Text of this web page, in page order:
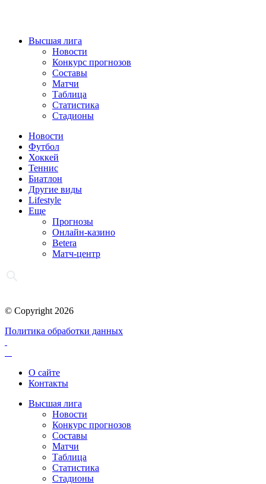
Высшая лига
Новости
Конкурс прогнозов
Составы
Матчи
Таблица
Статистика
Стадионы
Новости
Футбол
Хоккей
Теннис
Биатлон
Другие виды
Lifestyle
Еще
Прогнозы
Онлайн-казино
Betera
Матч-центр
© Copyright 2026
Политика обработки данных
О сайте
Контакты
Высшая лига
Новости
Конкурс прогнозов
Составы
Матчи
Таблица
Статистика
Стадионы